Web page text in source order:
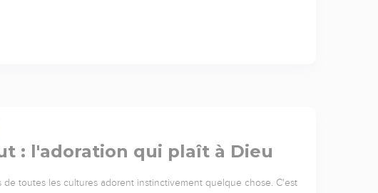
: l'adoration qui plaît à Dieu
toutes les cultures adorent instinctivement quelque chose. C'est